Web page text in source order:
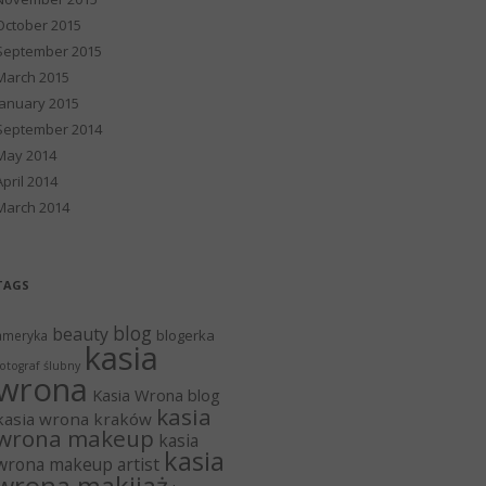
2015
2015
2015
2015
2014
2014
2014
2014
beauty blog blogerka
ślubny kasia
Kasia Wrona blog
wrona kraków kasia
makeup kasia
makeup artist kasia